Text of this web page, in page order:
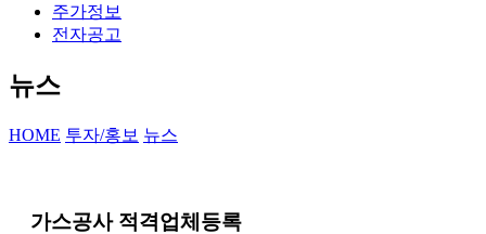
주가정보
전자공고
뉴스
HOME 투자/홍보 뉴스
가스공사 적격업체등록